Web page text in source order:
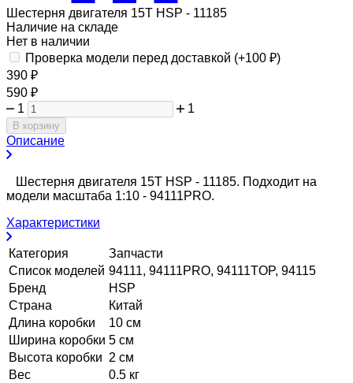
Шестерня двигателя 15T HSP - 11185
Наличие на складе
Нет в наличии
Проверка модели перед доставкой (+100 ₽)
390 ₽
590 ₽
1
1
В корзину
Описание
Шестерня двигателя 15T HSP - 11185. Подходит на
модели масштаба 1:10 - 94111PRO.
Характеристики
Категория
Запчасти
Список моделей 94111, 94111PRO, 94111TOP, 94115
Бренд
HSP
Страна
Китай
Длина коробки
10 см
Ширина коробки 5 см
Высота коробки 2 см
Вес
0.5 кг